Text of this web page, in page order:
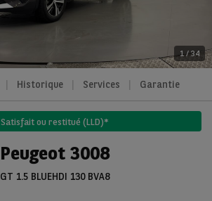
1 /34
Historique Services Garantie
Satisfait ou restitué (LLD)*
Peugeot 3008
GT 1.5 BLUEHDI 130 BVA8